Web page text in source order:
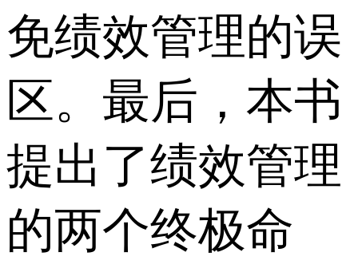
免绩效管理的误
区。最后，本书
提出了绩效管理
的两个终极命